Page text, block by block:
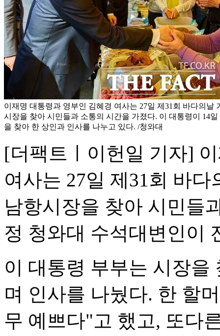
이재명 대통령과 영부인 김혜경 여사는 27일 제31회 바다의날
시장을 찾아 시민들과 소통의 시간을 가졌다. 이 대통령이 14
을 찾아 한 상인과 인사를 나누고 있다. /청와대
[더팩트ㅣ이헌일 기자]
여사는 27일 제31회 바
남항시장을 찾아 시민들
정 청와대 수석대변인이
이 대통령 부부는 시장을
며 인사를 나눴다. 한 할
무 예쁘다"고 했고, 또다